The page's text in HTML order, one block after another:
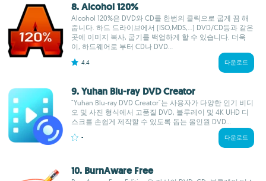
8. Alcohol 120%
Alcohol 120%은 DVD와 CD를 한번의 클릭으로 굽게 끔 해
줍니다. 하드 드라이브에서 (ISO,MDS,...) DVD/CD등과 같은
곳에 이미지 복사, 굽기를 백업하게 할 수 있습니다. 더욱
이, 하드웨어로 부터 CD나 DVD...
4.4 다운로드
9. Yuhan Blu-ray DVD Creator
"Yuhan Blu-ray DVD Creator"는 사용자가 다양한 인기 비디
오 및 사진 형식에서 고품질 DVD, 블루레이 및 4K UHD 디
스크를 손쉽게 제작할 수 있도록 돕는 올인원 DVD...
- 다운로드
10. BurnAware Free